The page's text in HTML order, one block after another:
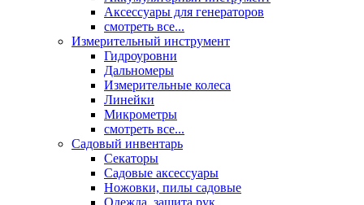
Аксессуары для генераторов
смотреть все...
Измерительный инструмент
Гидроуровни
Дальномеры
Измерительные колеса
Линейки
Микрометры
смотреть все...
Садовый инвентарь
Секаторы
Садовые аксессуары
Ножовки, пилы садовые
Одежда, защита рук